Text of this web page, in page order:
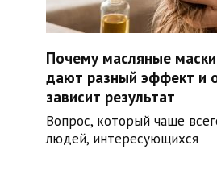
Почему масляные
дают разный эффект и
зависит результат
Вопрос, который чаще
людей, интересующихся